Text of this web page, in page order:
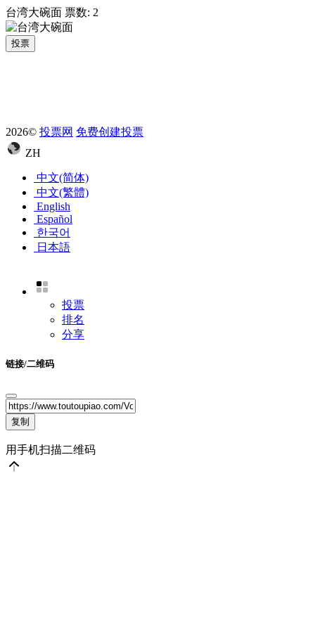
台湾大碗面 票数: 2
投票
2026© 投票网 免费创建投票
ZH
中文(简体)
中文(繁體)
English
Español
한국어
日本語
投票
排名
分享
链接/二维码
复制
用手机扫描二维码